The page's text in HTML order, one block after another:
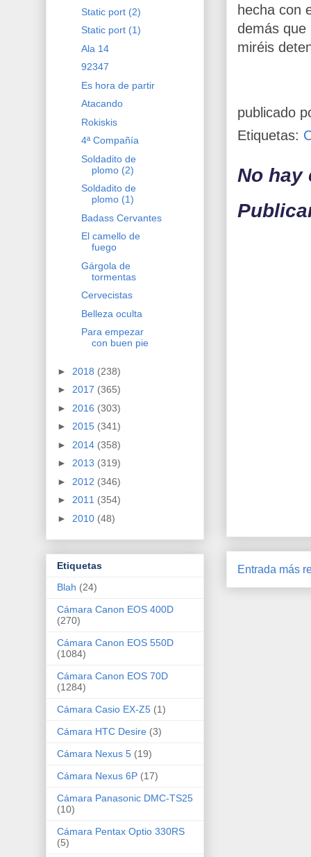
hecha con
demás que
miréis
publicado
Etiquetas:
No hay
Entrada más
Static port (2)
Static port (1)
Ala 14
92347
Es hora de partir
Atacando
Rokiskis
4ª Compañía
Soldadito de
plomo (2)
Soldadito de
plomo (1)
Badass Cervantes
El camello de
fuego
Gárgola de
tormentas
Cervecistas
Belleza oculta
Para empezar
con buen pie
► 2018 (238)
► 2017 (365)
► 2016 (303)
► 2015 (341)
► 2014 (358)
► 2013 (319)
► 2012 (346)
► 2011 (354)
► 2010 (48)
Etiquetas
Blah (24)
Cámara Canon EOS 400D
(270)
Cámara Canon EOS 550D
(1084)
Cámara Canon EOS 70D
(1284)
Cámara Casio EX-Z5 (1)
Cámara HTC Desire (3)
Cámara Nexus 5 (19)
Cámara Nexus 6P (17)
Cámara Panasonic DMC-TS25
(10)
Cámara Pentax Optio 330RS
(5)